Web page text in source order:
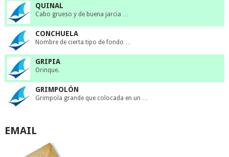
QUINAL
Cabo grueso y de buena jarcia …
CONCHUELA
Nombre de cierta tipo de fondo …
GRIPIA
Orinque.
GRIMPOLÓN
Grimpola grande que colocada en un …
EMAIL